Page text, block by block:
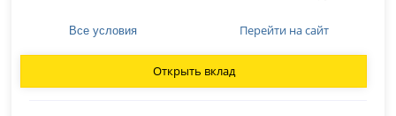
Все условия Перейти на сайт
Открыть вклад